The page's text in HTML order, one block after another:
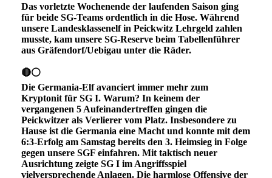
Das vorletzte Wochenende der laufenden Saison ging
für beide SG-Teams ordentlich in die Hose. Während
unsere Landesklassenelf in Peickwitz Lehrgeld zahlen
musste, kam unsere SG-Reserve beim Tabellenführer
aus Gräfendorf/Uebigau unter die Räder.
🔴⚪
Die Germania-Elf avanciert immer mehr zum
Kryptonit für SG I. Warum? In keinem der
vergangenen 5 Aufeinandertreffen gingen die
Peickwitzer als Verlierer vom Platz. Insbesondere zu
Hause ist die Germania eine Macht und konnte mit dem
6:3-Erfolg am Samstag bereits den 3. Heimsieg in Folge
gegen unsere SGF einfahren. Mit taktisch neuer
Ausrichtung zeigte SG I im Angriffsspiel
vielversprechende Anlagen. Die harmlose Offensive der